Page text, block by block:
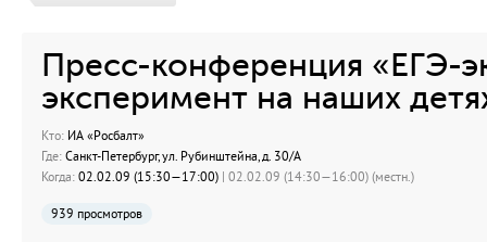
Пресс-конференция «ЕГЭ-
эксперимент на наших
Кто: ИА «Росбалт»
Где: Санкт-Петербург, ул. Рубинштейна, д. 30/А
Когда: 02.02.09 (15:30—17:00) | 02.02.09 (14:30—16:00) (местн.)
939 просмотров